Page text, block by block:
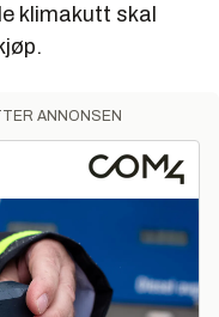
klimakutt skal
ANNONSEN